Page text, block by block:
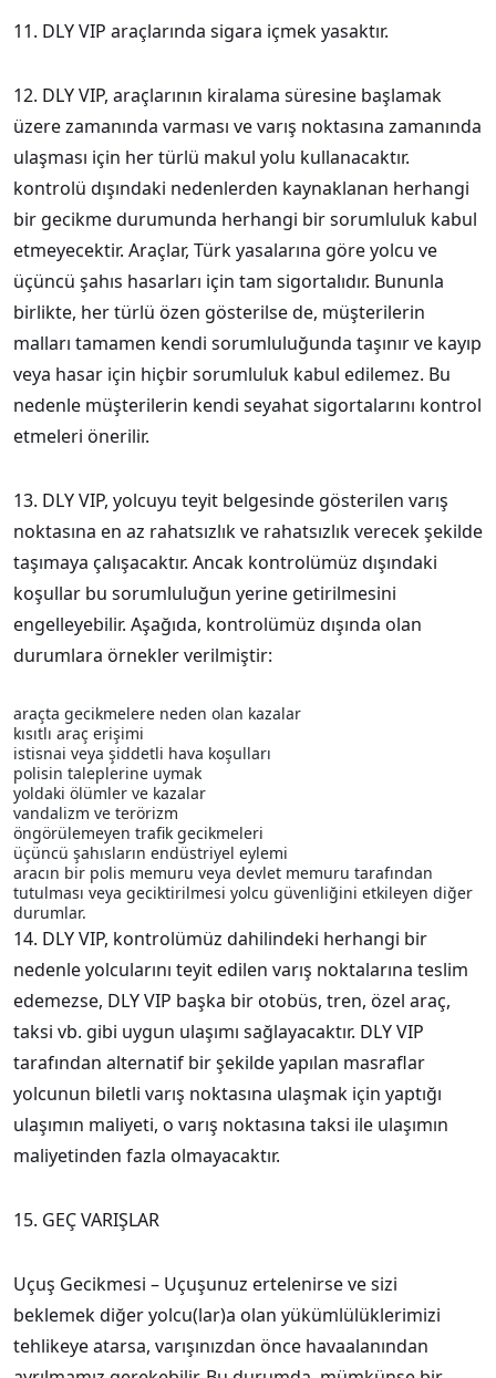
11. DLY VIP araçlarında sigara içmek yasaktır.
12. DLY VIP, araçlarının kiralama süresine başlamak
üzere zamanında varması ve varış noktasına zamanında
ulaşması için her türlü makul yolu kullanacaktır.
kontrolü dışındaki nedenlerden kaynaklanan herhangi
bir gecikme durumunda herhangi bir sorumluluk kabul
etmeyecektir. Araçlar, Türk yasalarına göre yolcu ve
üçüncü şahıs hasarları için tam sigortalıdır. Bununla
birlikte, her türlü özen gösterilse de, müşterilerin
malları tamamen kendi sorumluluğunda taşınır ve kayıp
veya hasar için hiçbir sorumluluk kabul edilemez. Bu
nedenle müşterilerin kendi seyahat sigortalarını kontrol
etmeleri önerilir.
13. DLY VIP, yolcuyu teyit belgesinde gösterilen varış
noktasına en az rahatsızlık ve rahatsızlık verecek şekilde
taşımaya çalışacaktır. Ancak kontrolümüz dışındaki
koşullar bu sorumluluğun yerine getirilmesini
engelleyebilir. Aşağıda, kontrolümüz dışında olan
durumlara örnekler verilmiştir:
araçta gecikmelere neden olan kazalar
kısıtlı araç erişimi
istisnai veya şiddetli hava koşulları
polisin taleplerine uymak
yoldaki ölümler ve kazalar
vandalizm ve terörizm
öngörülemeyen trafik gecikmeleri
üçüncü şahısların endüstriyel eylemi
aracın bir polis memuru veya devlet memuru tarafından
tutulması veya geciktirilmesi yolcu güvenliğini etkileyen diğer
durumlar.
14. DLY VIP, kontrolümüz dahilindeki herhangi bir
nedenle yolcularını teyit edilen varış noktalarına teslim
edemezse, DLY VIP başka bir otobüs, tren, özel araç,
taksi vb. gibi uygun ulaşımı sağlayacaktır. DLY VIP
tarafından alternatif bir şekilde yapılan masraflar
yolcunun biletli varış noktasına ulaşmak için yaptığı
ulaşımın maliyeti, o varış noktasına taksi ile ulaşımın
maliyetinden fazla olmayacaktır.
15. GEÇ VARIŞLAR
Uçuş Gecikmesi – Uçuşunuz ertelenirse ve sizi
beklemek diğer yolcu(lar)a olan yükümlülüklerimizi
tehlikeye atarsa, varışınızdan önce havaalanından